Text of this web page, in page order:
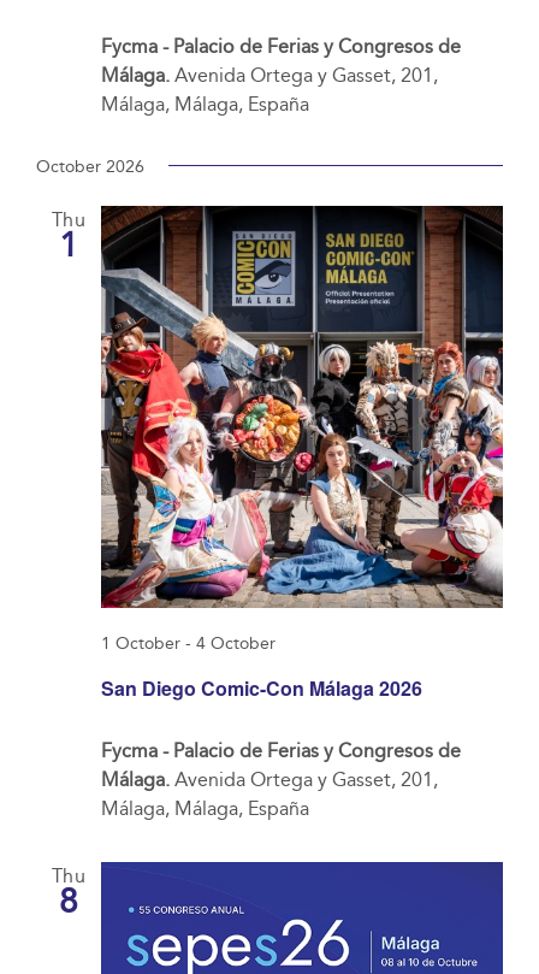
Fycma - Palacio de Ferias y Congresos de
Málaga. Avenida Ortega y Gasset, 201,
Málaga, Málaga, España
October 2026
Thu
1
San Diego Comic-Con Málaga 2026
1 October- 4 October
Fycma - Palacio de Ferias y Congresos de
Málaga. Avenida Ortega y Gasset, 201,
Málaga, Málaga, España
Thu
8